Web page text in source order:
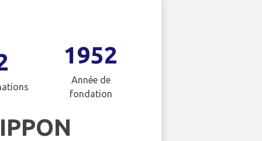
1952
Année de
fondation